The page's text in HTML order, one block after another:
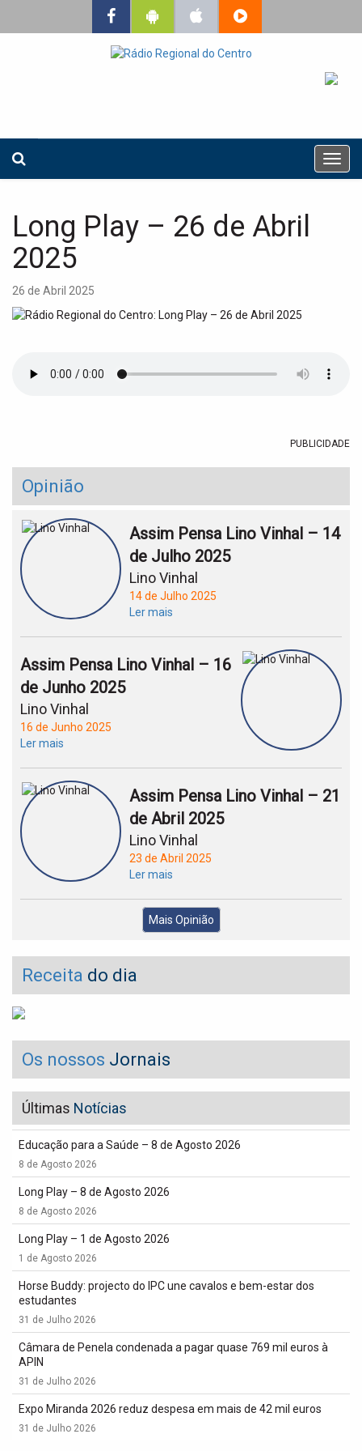
T
o
Long Play – 26 de Abril
2025
26 de Abril 2025
PUBLICIDADE
Opinião
Assim Pensa Lino Vinhal – 14
de Julho 2025
Lino Vinhal
14 de Julho 2025
Ler mais
Assim Pensa Lino Vinhal – 16
de Junho 2025
Lino Vinhal
16 de Junho 2025
Ler mais
Assim Pensa Lino Vinhal – 21
de Abril 2025
Lino Vinhal
23 de Abril 2025
Ler mais
Mais Opinião
Receita do dia
Os nossos Jornais
Últimas Notícias
Educação para a Saúde – 8 de Agosto 2026
8 de Agosto 2026
Long Play – 8 de Agosto 2026
8 de Agosto 2026
Long Play – 1 de Agosto 2026
1 de Agosto 2026
Horse Buddy: projecto do IPC une cavalos e bem-estar dos
estudantes
31 de Julho 2026
Câmara de Penela condenada a pagar quase 769 mil euros à
APIN
31 de Julho 2026
Expo Miranda 2026 reduz despesa em mais de 42 mil euros
31 de Julho 2026